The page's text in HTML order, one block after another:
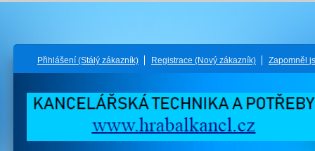
Přihlášení (Stálý zákazník) Registrace (Nový zákazník) Zapomněl